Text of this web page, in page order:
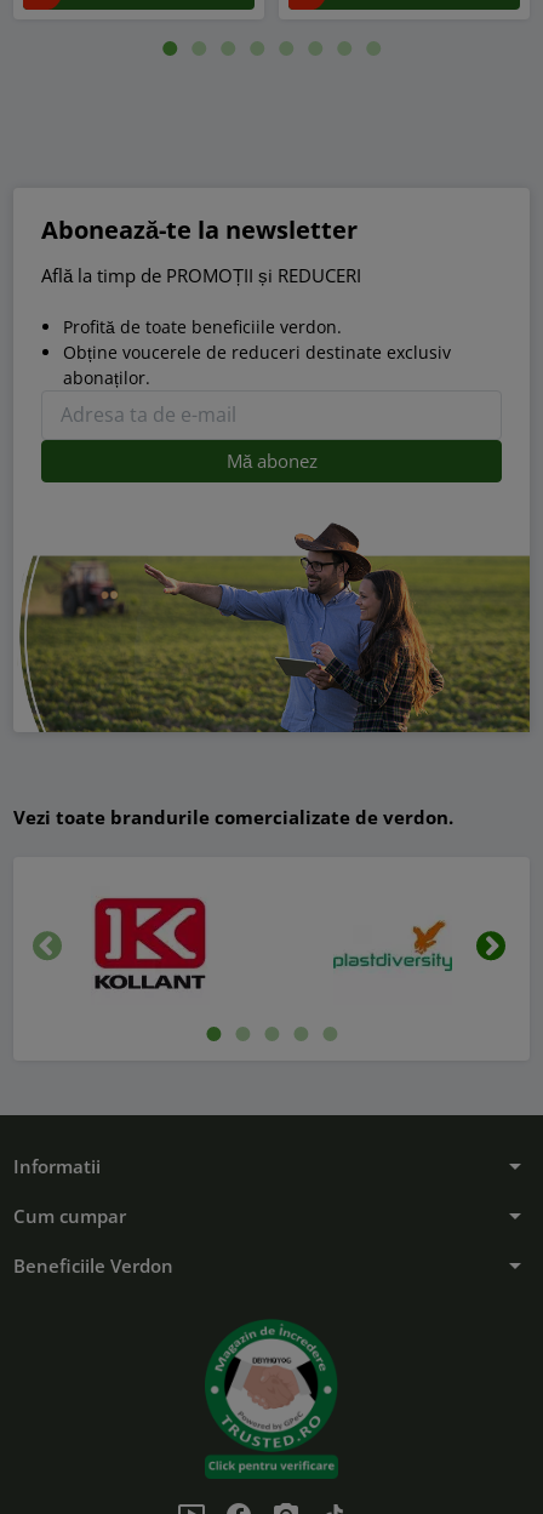
Abonează-te la newsletter
Află la timp de PROMOȚII și REDUCERI
Profită de toate beneficiile verdon.
Obține voucerele de reduceri destinate exclusiv
abonaților.
Vezi toate brandurile comercializate de verdon.
Inapoi
Informatii arrow_drop_down
Cum cumpar arrow_drop_down
Beneficiile Verdon arrow_drop_down